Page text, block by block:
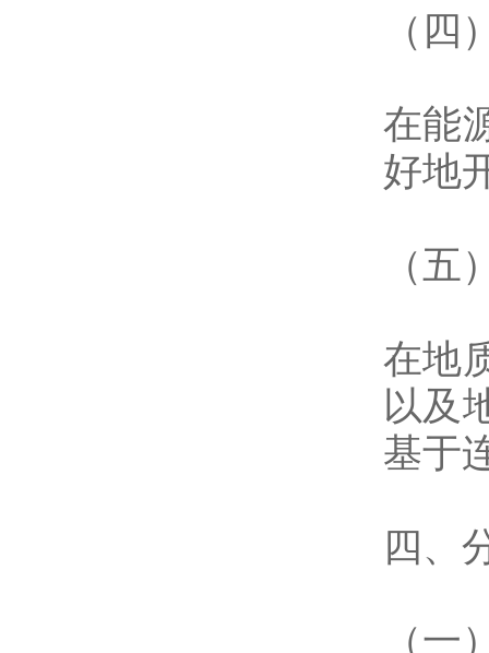
（四
在能
好地
（五
在地
以及
基于
四、
（